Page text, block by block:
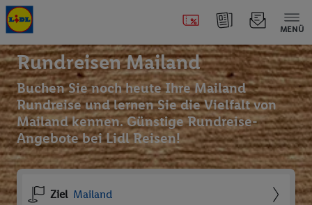
MENÜ
Rundreisen Mailand
Buchen Sie noch heute Ihre Mailand
Rundreise und lernen Sie die Vielfalt von
Mailand kennen. Günstige Rundreise-
Angebote bei Lidl Reisen!
Ziel Mailand